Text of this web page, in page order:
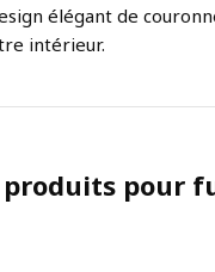
élégant de
intérieur.
produits pour